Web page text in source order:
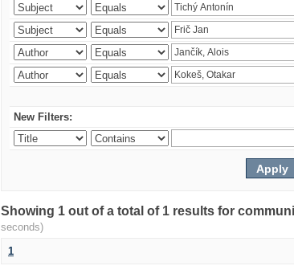
New Filters:
Showing 1 out of a total of 1 results for
seconds)
1